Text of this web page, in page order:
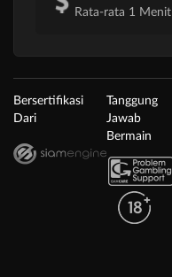
Rata-rata 1 Menit
Bersertifikasi
Dari
Tanggung
Jawab
Bermain